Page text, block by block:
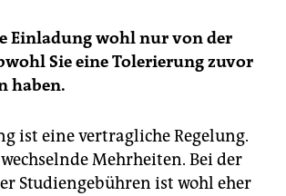
Einladung wohl nur von der
Sie eine Tolerierung zuvor
haben.
ist eine vertragliche Regelung.
Mehrheiten. Bei der
Studiengebühren ist wohl eher